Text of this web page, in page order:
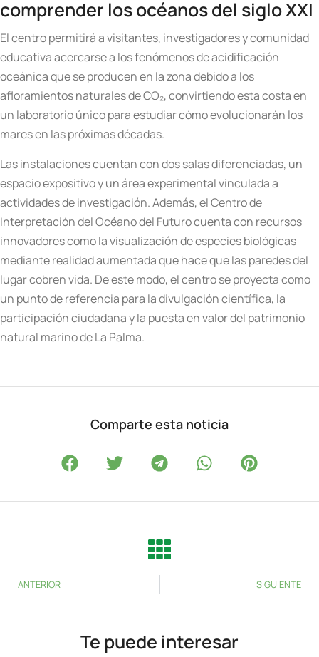
comprender los océanos del siglo XXI
El centro permitirá a visitantes, investigadores y comunidad
educativa acercarse a los fenómenos de acidificación
oceánica que se producen en la zona debido a los
afloramientos naturales de CO₂, convirtiendo esta costa en
un laboratorio único para estudiar cómo evolucionarán los
mares en las próximas décadas.
Las instalaciones cuentan con dos salas diferenciadas, un
espacio expositivo y un área experimental vinculada a
actividades de investigación. Además, el Centro de
Interpretación del Océano del Futuro cuenta con recursos
innovadores como la visualización de especies biológicas
mediante realidad aumentada que hace que las paredes del
lugar cobren vida. De este modo, el centro se proyecta como
un punto de referencia para la divulgación científica, la
participación ciudadana y la puesta en valor del patrimonio
natural marino de La Palma.
Comparte esta noticia
ANTERIOR SIGUIENTE
Te puede interesar